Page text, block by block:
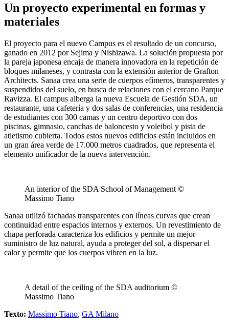
Un proyecto experimental en formas y
materiales
El proyecto para el nuevo Campus es el resultado de un concurso,
ganado en 2012 por Sejima y Nishizawa. La solución propuesta por
la pareja japonesa encaja de manera innovadora en la repetición de
bloques milaneses, y contrasta con la extensión anterior de Grafton
Architects. Sanaa crea una serie de cuerpos efímeros, transparentes y
suspendidos del suelo, en busca de relaciones con el cercano Parque
Ravizza. El campus alberga la nueva Escuela de Gestión SDA, un
restaurante, una cafetería y dos salas de conferencias, una residencia
de estudiantes con 300 camas y un centro deportivo con dos
piscinas, gimnasio, canchas de baloncesto y voleibol y pista de
atletismo cubierta. Todos estos nuevos edificios están incluidos en
un gran área verde de 17.000 metros cuadrados, que representa el
elemento unificador de la nueva intervención.
An interior of the SDA School of Management ©
Massimo Tiano
Sanaa utilizó fachadas transparentes con líneas curvas que crean
continuidad entre espacios internos y externos. Un revestimiento de
chapa perforada caracteriza los edificios y permite un mejor
suministro de luz natural, ayuda a proteger del sol, a dispersar el
calor y permite que los cuerpos vibren en la luz.
A detail of the ceiling of the SDA auditorium ©
Massimo Tiano
Texto: Massimo Tiano, GA Milano